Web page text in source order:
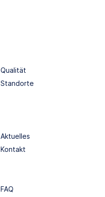
Qualität
Standorte
Aktuelles
Kontakt
FAQ